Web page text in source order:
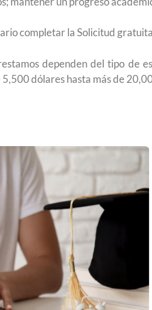
completar la Solicitud
dependen del tipo de
dólares hasta más de